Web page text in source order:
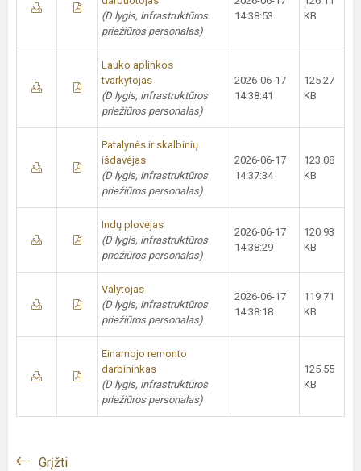
(D lygis, infrastruktūros
priežiūros personalas)
14:38:53
KB
Lauko aplinkos
tvarkytojas
(D lygis, infrastruktūros
priežiūros personalas)
2026-06-17
14:38:41
125.27
KB
Patalynės ir skalbinių
išdavėjas
(D lygis, infrastruktūros
priežiūros personalas)
2026-06-17
14:37:34
123.08
KB
Indų plovėjas
(D lygis, infrastruktūros
priežiūros personalas)
2026-06-17
14:38:29
120.93
KB
Valytojas
(D lygis, infrastruktūros
priežiūros personalas)
2026-06-17
14:38:18
119.71
KB
Einamojo remonto
darbininkas
(D lygis, infrastruktūros
priežiūros personalas)
125.55
KB
Grįžti